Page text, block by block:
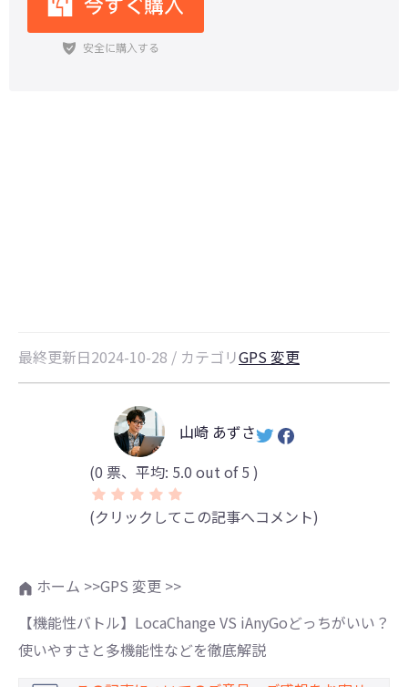
最終更新日2024-10-28 / カテゴリGPS 変更
山崎 あずさ
(0 票、平均: 5.0 out of 5 )
(クリックしてこの記事へコメント)
ホーム >>GPS 変更 >>
【機能性バトル】LocaChange VS iAnyGoどっちがいい？
使いやすさと多機能性などを徹底解説